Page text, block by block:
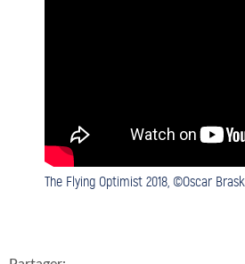
The Flying Optimist 2018, ©Oscar Brask